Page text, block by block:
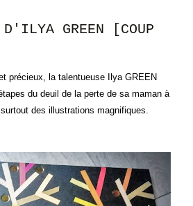
D'ILYA GREEN [COUP
précieux, la talentueuse Ilya GREEN
du deuil de la perte de sa maman à
des illustrations magnifiques.